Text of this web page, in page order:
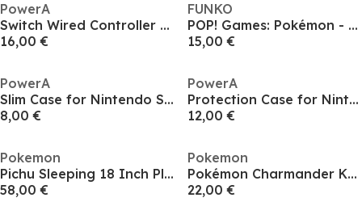
PowerA
Switch Wired Controller - Tie Dye Pikachu
16,00 €
FUNKO
POP! Games: Pokémon - Growlithe
15,00 €
PowerA
Slim Case for Nintendo Switch Systems - Tie Dye Charizard
8,00 €
PowerA
Protection Case for Nintendo Switch - Pokémon: Sweet Friends
12,00 €
Pokemon
Pichu Sleeping 18 Inch Plush
58,00 €
Pokemon
Pokémon Charmander Knocked
22,00 €